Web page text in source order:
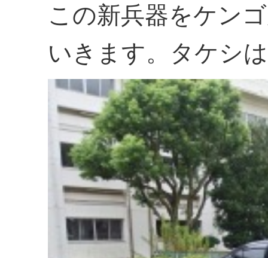
この新兵器をケン
いきます。タケシ